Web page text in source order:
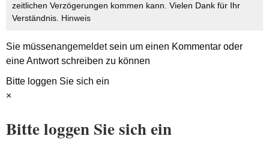
zeitlichen Verzögerungen kommen kann. Vielen Dank für Ihr
Verständnis. Hinweis
Sie müssenangemeldetsein um einen Kommentar oder
eine Antwort schreiben zu können
Bitte loggen Sie sich ein
×
Bitte loggen Sie sich ein